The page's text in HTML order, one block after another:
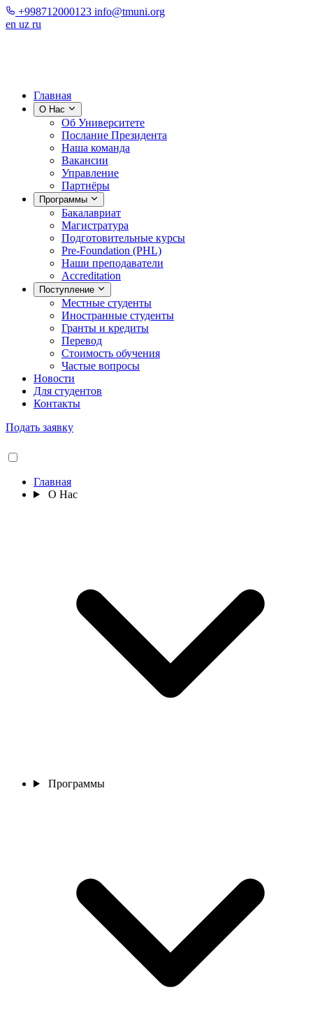
+998712000123 info@tmuni.org
en uz ru
Главная
О Нас
Об Университете
Послание Президента
Наша команда
Вакансии
Управление
Партнёры
Программы
Бакалавриат
Магистратура
Подготовительные курсы
Pre-Foundation (PHL)
Наши преподаватели
Accreditation
Поступление
Местные студенты
Иностранные студенты
Гранты и кредиты
Перевод
Стоимость обучения
Частые вопросы
Новости
Для студентов
Контакты
Подать заявку
Главная
О Нас
Программы